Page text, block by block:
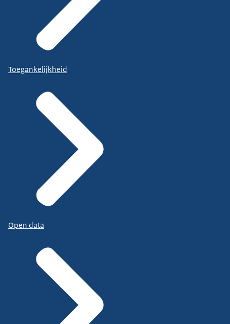
Toegankelijkheid
Open data